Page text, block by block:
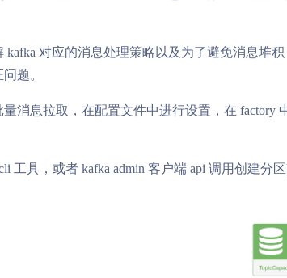
kafka 对应的消息处理策略以及为了避免消息堆
题。
消息拉取，在配置文件中进行设置，在 factory
工具，或者 kafka admin 客户端 api 调用创建分区